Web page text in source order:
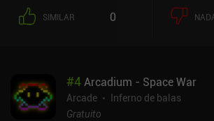
concluída, que pode ser gasto em uma loja
um escudo, aumentar nossa velocidade ou
rapidez, o Salvagette oferece uma experiência
muito mais tática. Podemos até assistir a
anteriores para estudar exatamente onde
SIMILAR 0
#4Arcadium - Space War
Arcade
Inferno de balas
Gratuito